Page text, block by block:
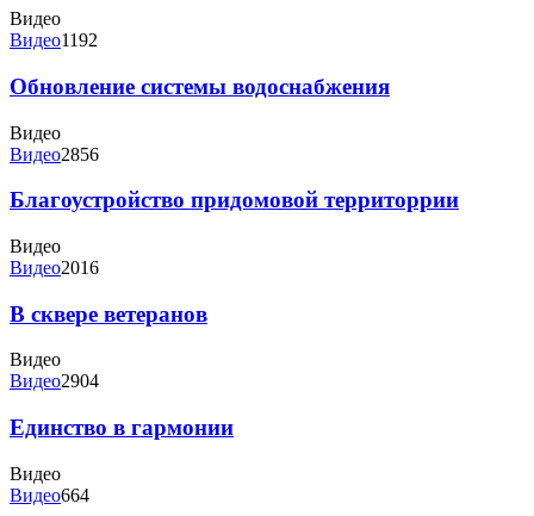
Видео
Видео1192
Обновление системы водоснабжения
Видео
Видео2856
Благоустройство придомовой территоррии
Видео
Видео2016
В сквере ветеранов
Видео
Видео2904
Единство в гармонии
Видео
Видео664